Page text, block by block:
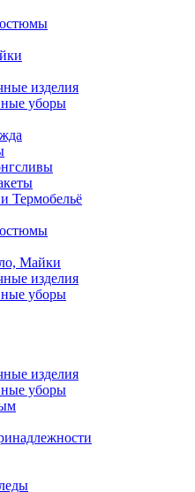
изделия
уборы
Термобельё
Майки
изделия
уборы
изделия
уборы